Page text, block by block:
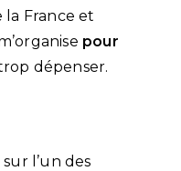
France et
pour
dépenser.
l’un des